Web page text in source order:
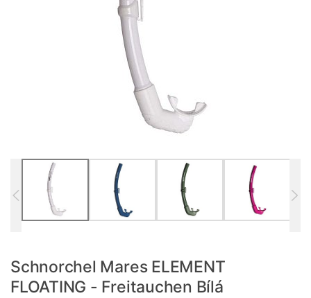
Schnorchel Mares ELEMENT
FLOATING - Freitauchen Bílá